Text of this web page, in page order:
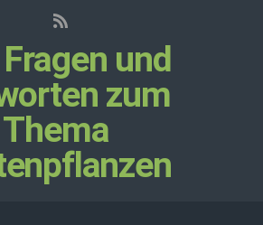
und
zum
Thema